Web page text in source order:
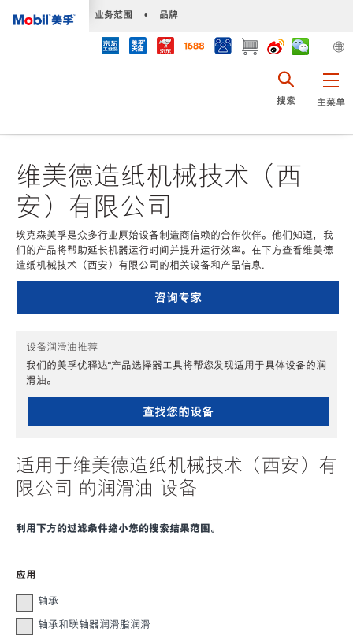
业务范围 • 品牌
主菜单
搜索
维美德造纸机械技术（西
安）有限公司
埃克森美孚是众多行业原始设备制造商信赖的合作伙伴。他们知道，我
们的产品将帮助延长机器运行时间并提升运行效率。在下方查看维美德
造纸机械技术（西安）有限公司的相关设备和产品信息.
咨询专家
设备润滑油推荐
我们的美孚优释达℠产品选择器工具将帮您发现适用于具体设备的润
滑油。
查找您的设备
适用于维美德造纸机械技术（西安）有
限公司 的润滑油 设备
利用下方的过滤条件缩小您的搜索结果范围。
应用
轴承
轴承和联轴器润滑脂润滑